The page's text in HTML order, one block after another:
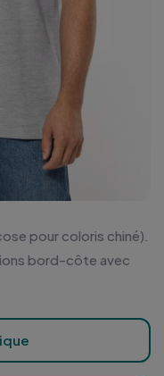
pour coloris chiné).
bord-côte avec